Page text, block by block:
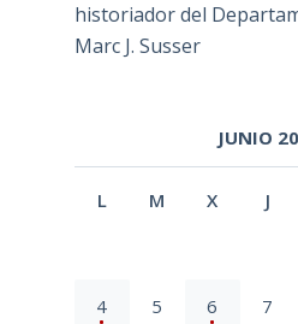
historiador del
Marc J. Susser
JUNIO
L M X J
4 5 6 7